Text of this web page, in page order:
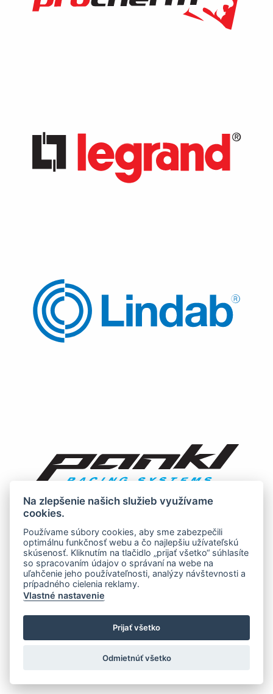
Na zlepšenie našich služieb využívame
cookies.
Používame súbory cookies, aby sme zabezpečili
optimálnu funkčnosť webu a čo najlepšiu užívateľskú
skúsenosť. Kliknutím na tlačidlo „prijať všetko“ súhlasíte
so spracovaním údajov o správaní na webe na
uľahčenie jeho používateľnosti, analýzy návštevnosti a
prípadného cielenia reklamy.
Vlastné nastavenie
Prijať všetko
Odmietnúť všetko